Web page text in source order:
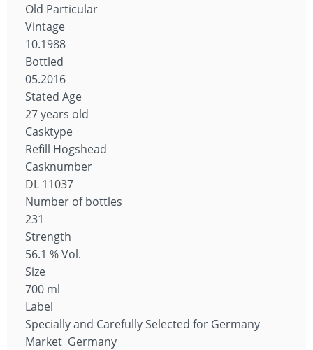
Old Particular
Vintage
10.1988
Bottled
05.2016
Stated Age
27 years old
Casktype
Refill Hogshead
Casknumber
DL 11037
Number of bottles
231
Strength
56.1 % Vol.
Size
700 ml
Label
Specially and Carefully Selected for Germany
Market Germany